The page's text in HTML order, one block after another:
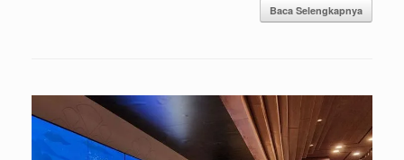
Baca Selengkapnya